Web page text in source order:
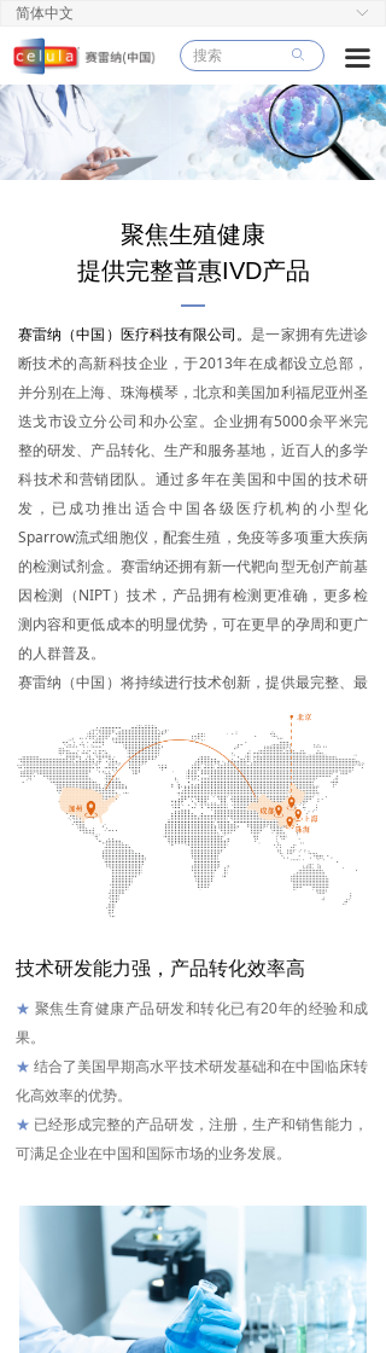
끀
ꀅ
简体中文
ꄙ
聚焦生殖健康
提供完整普惠IVD产品
—
技术研发能力强，产品转化效率高
★ 聚焦生育健康产品研发和转化已有20年的经验和成
果。
★ 结合了美国早期高水平技术研发基础和在中国临床转
化高效率的优势。
★ 已经形成完整的产品研发，注册，生产和销售能力，
可满足企业在中国和国际市场的业务发展。
赛雷纳（中国）医疗科技有限公司。是一家拥有先进诊
断技术的高新科技企业，于2013年在成都设立总部，
并分别在上海、珠海横琴，北京和美国加利福尼亚州圣
迭戈市设立分公司和办公室。企业拥有5000余平米完
整的研发、产品转化、生产和服务基地，近百人的多学
科技术和营销团队。通过多年在美国和中国的技术研
发，已成功推出适合中国各级医疗机构的小型化
Sparrow流式细胞仪，配套生殖，免疫等多项重大疾病
的检测试剂盒。赛雷纳还拥有新一代靶向型无创产前基
因检测（NIPT）技术，产品拥有检测更准确，更多检
测内容和更低成本的明显优势，可在更早的孕周和更广
的人群普及。
赛雷纳（中国）将持续进行技术创新，提供最完整、最